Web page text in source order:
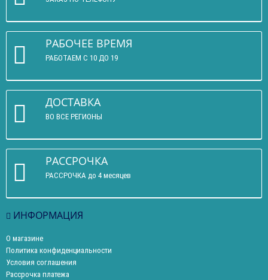
РАБОЧЕЕ ВРЕМЯ
РАБОТАЕМ С 10 ДО 19
ДОСТАВКА
ВО ВСЕ РЕГИОНЫ
РАССРОЧКА
РАССРОЧКА до 4 месяцев
ИНФОРМАЦИЯ
О магазине
Политика конфиденциальности
Условия соглашения
Рассрочка платежа